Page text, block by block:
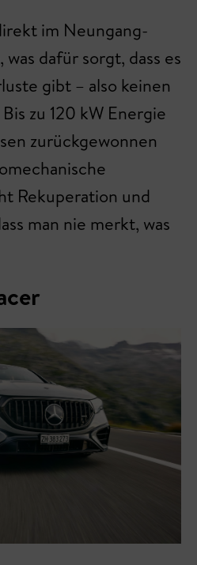
im Neungang-
dafür sorgt, dass es
gibt – also keinen
zu 120 kW Energie
zurückgewonnen
Rekuperation und
man nie merkt, was